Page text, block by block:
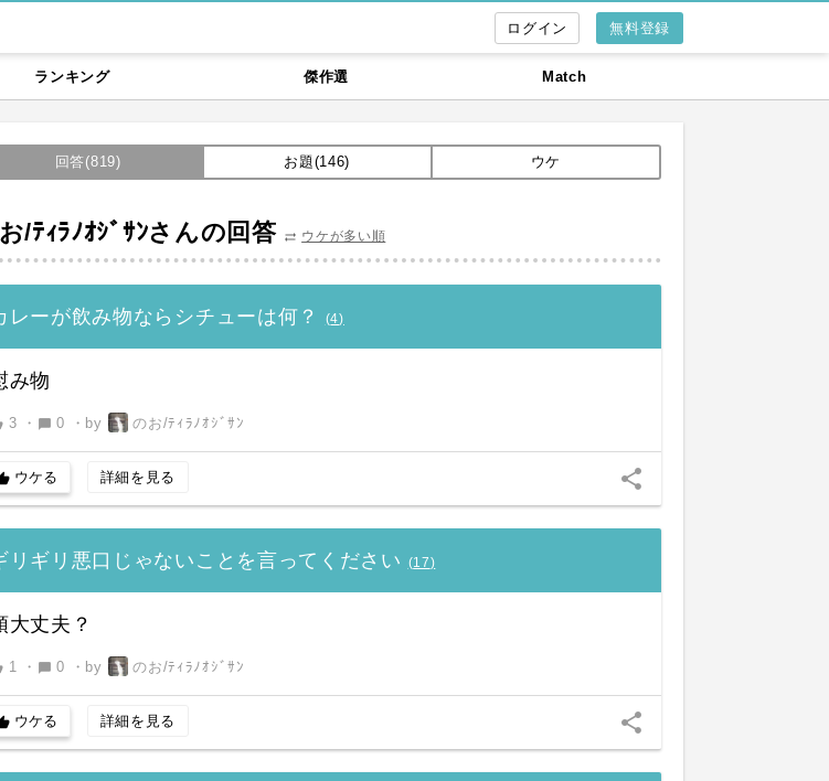
無料登録
ランキング 傑作選 Match
回答(819) お題(146) ウケ
/ﾃｨﾗﾉｵｼﾞｻﾝさんの回答 sync_alt ウケが多い順
レーが飲み物ならシチューは何？ (4)
み物
3 ・ chat_bubble 0 ・ by のお/ﾃｨﾗﾉｵｼﾞｻﾝ
ウケる 詳細を見る share
リギリ悪口じゃないことを言ってください (17)
大丈夫？
1 ・ chat_bubble 0 ・ by のお/ﾃｨﾗﾉｵｼﾞｻﾝ
ウケる 詳細を見る share